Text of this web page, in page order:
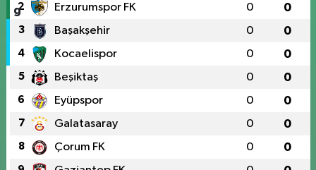
2 Erzurumspor FK 0 0
3 Başakşehir 0 0
4 Kocaelispor 0 0
5 Beşiktaş 0 0
6 Eyüpspor 0 0
7 Galatasaray 0 0
8 Çorum FK 0 0